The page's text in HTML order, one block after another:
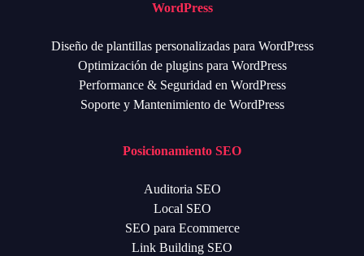
WordPress
Diseño de plantillas personalizadas para WordPress
Optimización de plugins para WordPress
Performance & Seguridad en WordPress
Soporte y Mantenimiento de WordPress
Posicionamiento SEO
Auditoria SEO
Local SEO
SEO para Ecommerce
Link Building SEO